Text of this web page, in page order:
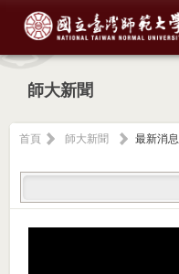
師大新聞
首頁 師大新聞
最新消息